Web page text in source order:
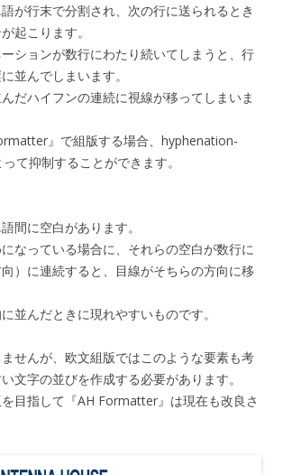
が行末で分割され、次の行に送られるとき
起こります。
ションが数行にわたり続いてしまうと、行
並んでしまいます。
だハイフンの連続に視線が移ってしまいま
』で組版する場合、hyphenation-
て抑制することができます。
間に空白があります。
なっている場合に、それらの空白が数行に
）に連続すると、目線がそちらの方向に移
並んだときに現れやすいものです。
せんが、欧文組版ではこのような要素も考
文字の並びを作成する必要があります。
目指して『AH Formatter』は現在も改良さ